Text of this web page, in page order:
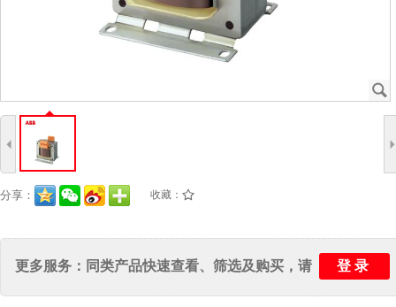
J
4
分享： 收藏： /
更多服务：同类产品快速查看、筛选及购买，请 登录